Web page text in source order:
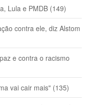
Lula e PMDB (149)
contra ele, diz Alstom
e contra o racismo
vai cair mais" (135)